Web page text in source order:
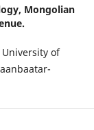
Mongolian
of